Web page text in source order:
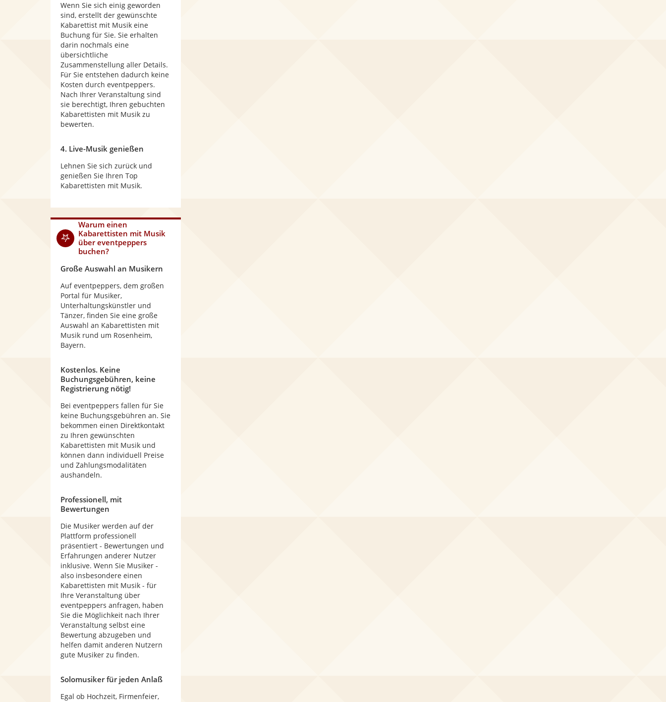
Wenn Sie sich einig geworden
sind, erstellt der gewünschte
Kabarettist mit Musik eine
Buchung für Sie. Sie erhalten
darin nochmals eine
übersichtliche
Zusammenstellung aller Details.
Für Sie entstehen dadurch keine
Kosten durch eventpeppers.
Nach Ihrer Veranstaltung sind
sie berechtigt, Ihren gebuchten
Kabarettisten mit Musik zu
bewerten.
4. Live-Musik genießen
Lehnen Sie sich zurück und
genießen Sie Ihren Top
Kabarettisten mit Musik.
Warum einen
Kabarettisten mit Musik
über eventpeppers
buchen?
Große Auswahl an Musikern
Auf eventpeppers, dem großen
Portal für Musiker,
Unterhaltungskünstler und
Tänzer, finden Sie eine große
Auswahl an Kabarettisten mit
Musik rund um Rosenheim,
Bayern.
Kostenlos. Keine
Buchungsgebühren, keine
Registrierung nötig!
Bei eventpeppers fallen für Sie
keine Buchungsgebühren an. Sie
bekommen einen Direktkontakt
zu Ihren gewünschten
Kabarettisten mit Musik und
können dann individuell Preise
und Zahlungsmodalitäten
aushandeln.
Professionell, mit
Bewertungen
Die Musiker werden auf der
Plattform professionell
präsentiert - Bewertungen und
Erfahrungen anderer Nutzer
inklusive. Wenn Sie Musiker -
also insbesondere einen
Kabarettisten mit Musik - für
Ihre Veranstaltung über
eventpeppers anfragen, haben
Sie die Möglichkeit nach Ihrer
Veranstaltung selbst eine
Bewertung abzugeben und
helfen damit anderen Nutzern
gute Musiker zu finden.
Solomusiker für jeden Anlaß
Egal ob Hochzeit, Firmenfeier,